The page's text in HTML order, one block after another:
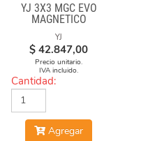
YJ 3X3 MGC EVO
MAGNETICO
YJ
$ 42.847,00
Precio unitario.
IVA incluido.
Cantidad:
Agregar